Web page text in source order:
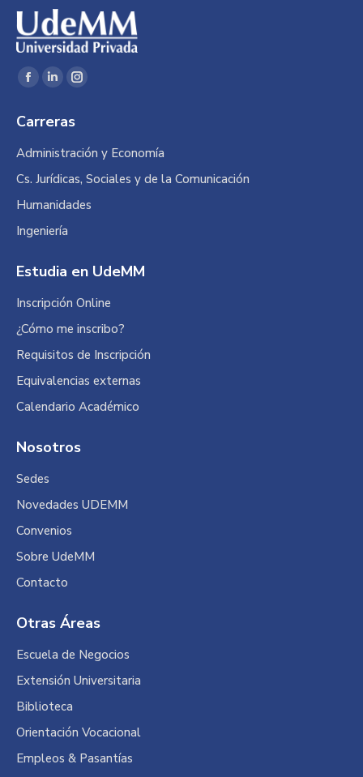
Encuéntranos en:
Facebook
opens
in
new
Linkedin
opens
in
new
Instagram
in
new
Carreras
Administración y Economía
Cs. Jurídicas, Sociales y de la Comunicación
Humanidades
Ingeniería
Estudia en UdeMM
Inscripción Online
¿Cómo me inscribo?
Requisitos de Inscripción
Equivalencias externas
Calendario Académico
Nosotros
Sedes
Novedades UDEMM
Convenios
Sobre UdeMM
Contacto
Otras Áreas
Escuela de Negocios
Extensión Universitaria
Biblioteca
Orientación Vocacional
Empleos & Pasantías